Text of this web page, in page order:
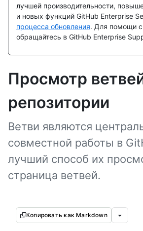
лучшей производительности,
и новых функций GitHub Enterprise
процесса обновления. Для помощи
обращайтесь в GitHub Enterprise
Просмотр
репозитории
Ветви являются
совместной работы в
лучший способ их
страница ветвей.
Копировать как Markdown